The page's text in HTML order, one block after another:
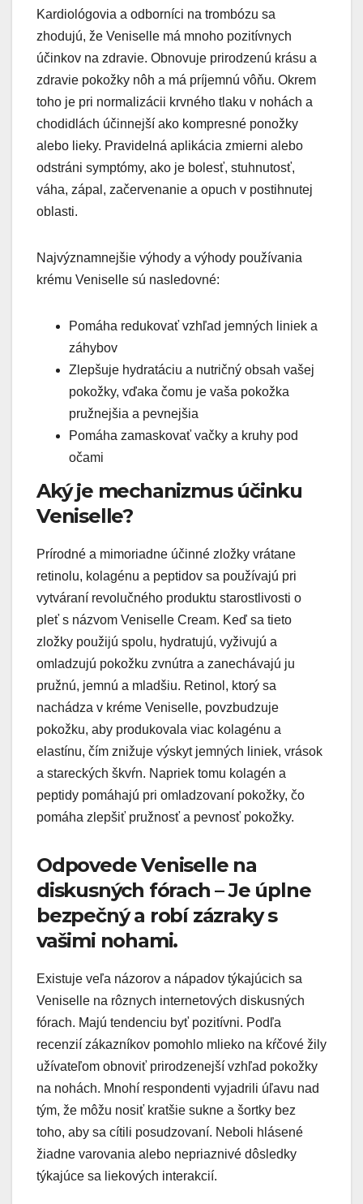
Kardiológovia a odborníci na trombózu sa
zhodujú, že Veniselle má mnoho pozitívnych
účinkov na zdravie. Obnovuje prirodzenú krásu a
zdravie pokožky nôh a má príjemnú vôňu. Okrem
toho je pri normalizácii krvného tlaku v nohách a
chodidlách účinnejší ako kompresné ponožky
alebo lieky. Pravidelná aplikácia zmierni alebo
odstráni symptómy, ako je bolesť, stuhnutosť,
váha, zápal, začervenanie a opuch v postihnutej
oblasti.
Najvýznamnejšie výhody a výhody používania
krému Veniselle sú nasledovné:
Pomáha redukovať vzhľad jemných liniek a
záhybov
Zlepšuje hydratáciu a nutričný obsah vašej
pokožky, vďaka čomu je vaša pokožka
pružnejšia a pevnejšia
Pomáha zamaskovať vačky a kruhy pod
očami
Aký je mechanizmus účinku
Veniselle?
Prírodné a mimoriadne účinné zložky vrátane
retinolu, kolagénu a peptidov sa používajú pri
vytváraní revolučného produktu starostlivosti o
pleť s názvom Veniselle Cream. Keď sa tieto
zložky použijú spolu, hydratujú, vyživujú a
omladzujú pokožku zvnútra a zanechávajú ju
pružnú, jemnú a mladšiu. Retinol, ktorý sa
nachádza v kréme Veniselle, povzbudzuje
pokožku, aby produkovala viac kolagénu a
elastínu, čím znižuje výskyt jemných liniek, vrások
a stareckých škvŕn. Napriek tomu kolagén a
peptidy pomáhajú pri omladzovaní pokožky, čo
pomáha zlepšiť pružnosť a pevnosť pokožky.
Odpovede Veniselle na
diskusných fórach – Je úplne
bezpečný a robí zázraky s
vašimi nohami.
Existuje veľa názorov a nápadov týkajúcich sa
Veniselle na rôznych internetových diskusných
fórach. Majú tendenciu byť pozitívni. Podľa
recenzií zákazníkov pomohlo mlieko na kŕčové žily
užívateľom obnoviť prirodzenejší vzhľad pokožky
na nohách. Mnohí respondenti vyjadrili úľavu nad
tým, že môžu nosiť kratšie sukne a šortky bez
toho, aby sa cítili posudzovaní. Neboli hlásené
žiadne varovania alebo nepriaznivé dôsledky
týkajúce sa liekových interakcií.